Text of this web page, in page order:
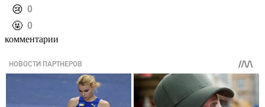
️😢 0
️🤬 0
комментарии